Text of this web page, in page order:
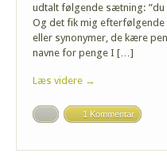
udtalt følgende sætning: ”du
Og det fik mig efterfølgende
eller synonymer, de kære
navne for penge I […]
Læs videre →
1 Kommentar